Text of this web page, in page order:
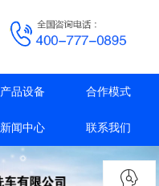
产品设备 合作模式
新闻中心 联系我们